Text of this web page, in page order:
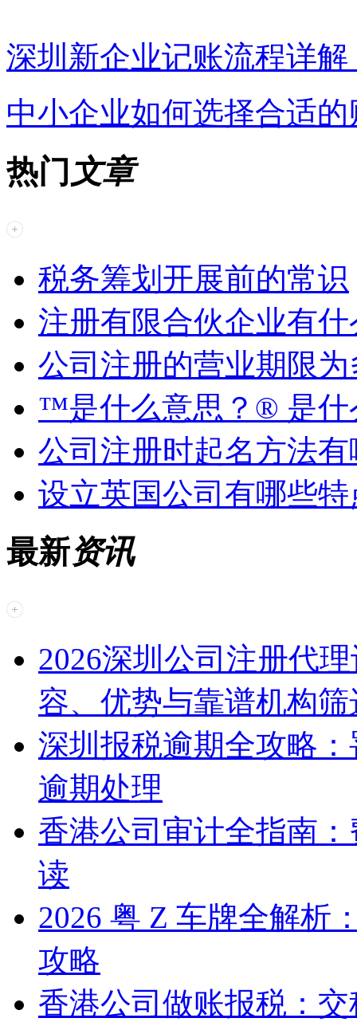
深圳新企业记账流程详
中小企业如何选择合适
热门 文章
税务筹划开展前的常识
注册有限合伙企业有
公司注册的营业期限
™是什么意思？® 是什
公司注册时起名方法
设立英国公司有哪些
最新资讯
2026深圳公司注册代
容、优势与靠谱机构筛
深圳报税逾期全攻略
逾期处理
香港公司审计全指南
读
2026 粤 Z 车牌全解析
攻略
香港公司做账报税：